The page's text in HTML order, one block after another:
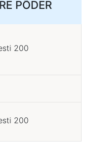
PÕDER
200
200